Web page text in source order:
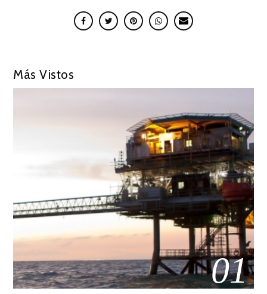
Más Vistos
01